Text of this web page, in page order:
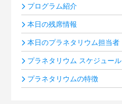
プログラム紹介
本日の残席情報
本日のプラネタリウム担当者
プラネタリウム スケジュール
プラネタリウムの特徴